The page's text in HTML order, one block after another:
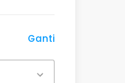
Ganti